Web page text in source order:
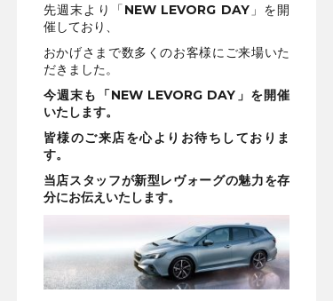
先週末より「NEW LEVORG DAY」を開
催しており、
おかげさまで数多くのお客様にご来場いた
だきました。
今週末も「NEW LEVORG DAY」を開催
いたします。
皆様のご来店を心よりお待ちしておりま
す。
当店スタッフが新型レヴォーグの魅力を存
分にお伝えいたします。